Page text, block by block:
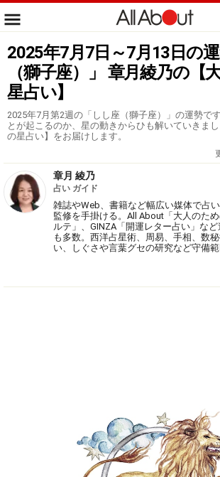
2025年7月7日～7月13日の
（獅子座）」 章月綾乃の【
星占い】
2025年7月第2週の「しし座（獅子座）」の運勢で
とが起こるのか、星の動きからひも解いていきま
の星占い】をお届けします。
章月 綾乃
占い ガイド
雑誌やWeb、書籍など幅広い媒体で占
監修を手掛ける。All About「大人のた
ルテ」、GINZA「開運レター占い」な
も多数。西洋占星術、周易、手相、数
い、しぐさや言葉グセの研究など守備範